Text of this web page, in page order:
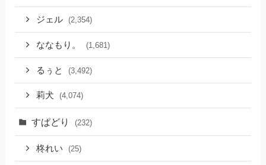
ジェル (2,354)
ななもり。 (1,681)
るぅと (3,492)
莉犬 (4,074)
すぱどり (232)
柊れい (25)